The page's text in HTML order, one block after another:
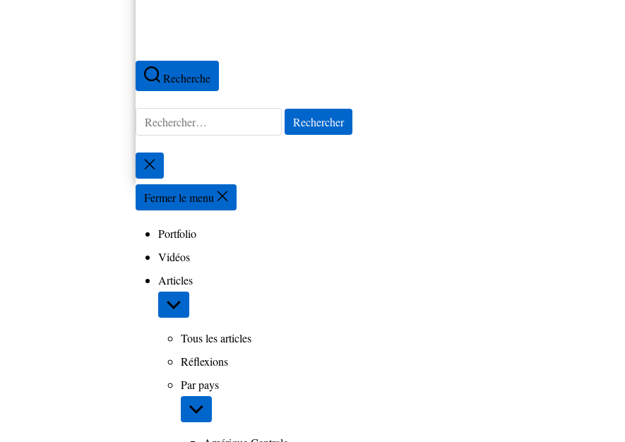
Recherche
Rechercher :
Fermer
la
recherche
Fermer le menu
Portfolio
Vidéos
Articles
Afficher
le
sous-Tous les articles
Réflexions
Par pays
Afficher
le
sous-